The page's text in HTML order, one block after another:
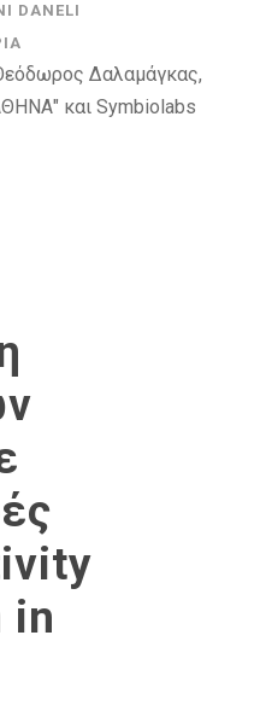
DANELI
Δαλαμάγκας,
και Symbiolabs
in